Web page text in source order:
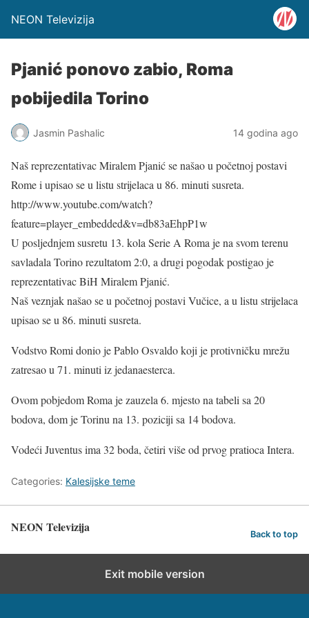
NEON Televizija
Pjanić ponovo zabio, Roma
pobijedila Torino
Jasmin Pashalic 14 godina ago
Naš reprezentativac Miralem Pjanić se našao u početnoj postavi
Rome i upisao se u listu strijelaca u 86. minuti susreta.
http://www.youtube.com/watch?
feature=player_embedded&v=db83aEhpP1w
U posljednjem susretu 13. kola Serie A Roma je na svom terenu
savladala Torino rezultatom 2:0, a drugi pogodak postigao je
reprezentativac BiH Miralem Pjanić.
Naš veznjak našao se u početnoj postavi Vučice, a u listu strijelaca
upisao se u 86. minuti susreta.
Vodstvo Romi donio je Pablo Osvaldo koji je protivničku mrežu
zatresao u 71. minuti iz jedanaesterca.
Ovom pobjedom Roma je zauzela 6. mjesto na tabeli sa 20
bodova, dom je Torinu na 13. poziciji sa 14 bodova.
Vodeći Juventus ima 32 boda, četiri više od prvog pratioca Intera.
Categories: Kalesijske teme
NEON Televizija Back to top
Exit mobile version